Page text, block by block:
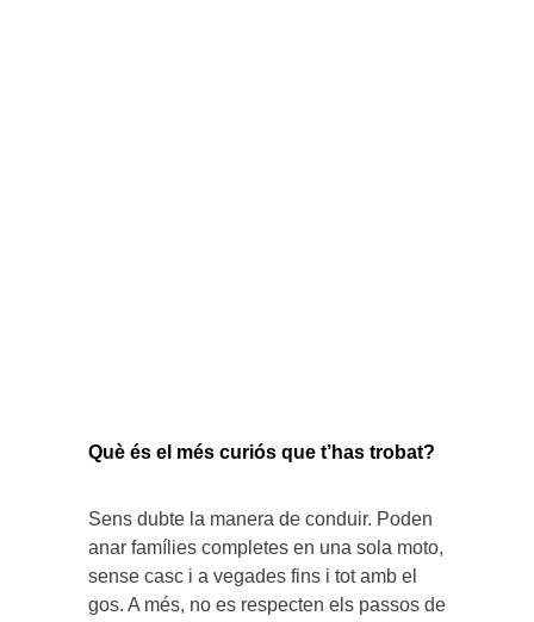
Què és el més curiós que t’has trobat?
Sens dubte la manera de conduir. Poden
anar famílies completes en una sola moto,
sense casc i a vegades fins i tot amb el
gos. A més, no es respecten els passos de